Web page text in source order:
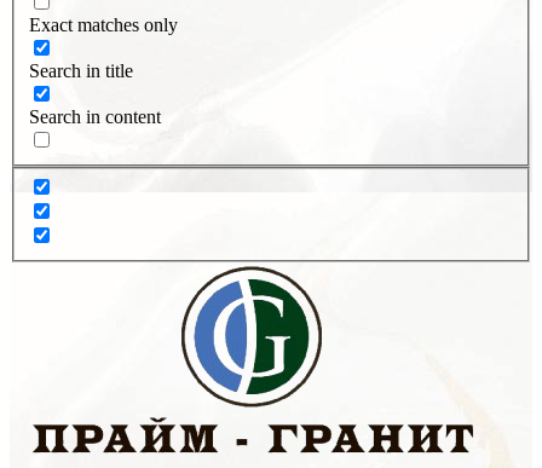
Exact matches only
Search in title
Search in content